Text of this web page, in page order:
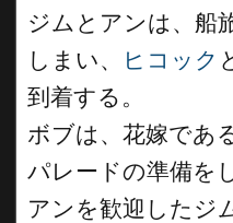
ジムとアンは、船
しまい、
ヒコック
到着する。
ボブは、花嫁であ
パレードの準備を
アンを歓迎したジ